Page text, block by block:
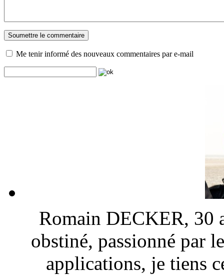
Me tenir informé des nouveaux commentaires par e-mail
Romain DECKER, 30
obstiné, passionné par
applications, je tiens